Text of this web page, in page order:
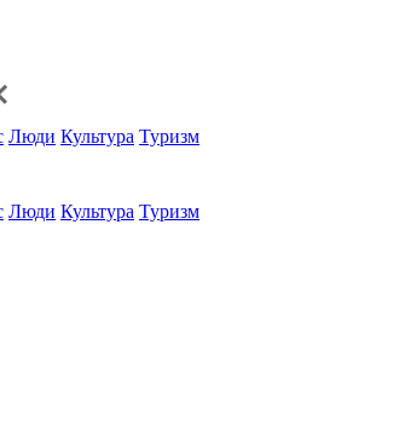
Люди Культура Туризм
Люди Культура Туризм